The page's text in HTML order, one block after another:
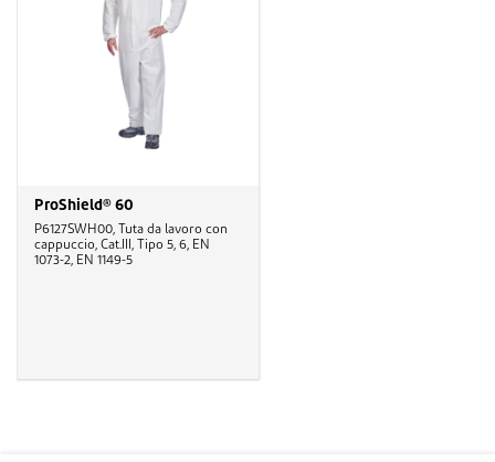
ProShield® 60
P6127SWH00, Tuta da lavoro con
cappuccio, Cat.III, Tipo 5, 6, EN
1073-2, EN 1149-5